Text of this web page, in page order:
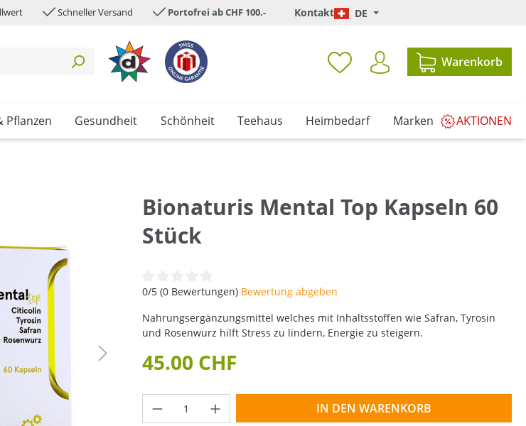
Schneller Versand Portofrei ab CHF 100.- Kontakt DE
Warenkorb
Pflanzen Gesundheit Schönheit Teehaus Heimbedarf Marken AKTIONEN
Bionaturis Mental Top Kapseln 60
Stück
Durchschnittliche Bewertung von 0 von 5 Sternen
0/5 (0 Bewertungen) Bewertung abgeben
Nahrungsergänzungsmittel welches mit Inhaltsstoffen wie Safran, Tyrosin
und Rosenwurz hilft Stress zu lindern, Energie zu steigern.
45.00 CHF
Produkt Anzahl: Gib den gewünschten Wert
IN DEN WARENKORB